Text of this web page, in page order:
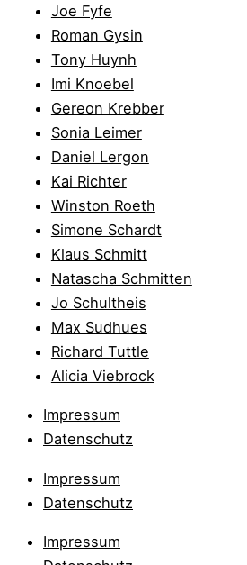
Joe Fyfe
Roman Gysin
Tony Huynh
Imi Knoebel
Gereon Krebber
Sonia Leimer
Daniel Lergon
Kai Richter
Winston Roeth
Simone Schardt
Klaus Schmitt
Natascha Schmitten
Jo Schultheis
Max Sudhues
Richard Tuttle
Alicia Viebrock
Impressum
Datenschutz
Impressum
Datenschutz
Impressum